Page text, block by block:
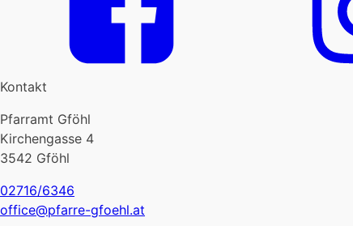
Kontakt
Pfarramt Gföhl
Kirchengasse 4
3542 Gföhl
02716/6346
office@pfarre-gfoehl.at